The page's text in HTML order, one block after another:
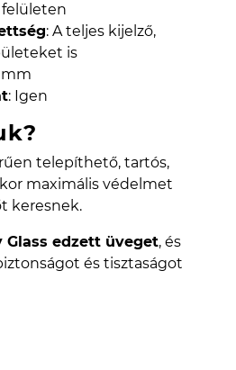
felületen
: A teljes kijelző,
is
mm
: Igen
telepíthető, tartós,
maximális védelmet
keresnek.
Glass edzett üveget, és
és tisztaságot